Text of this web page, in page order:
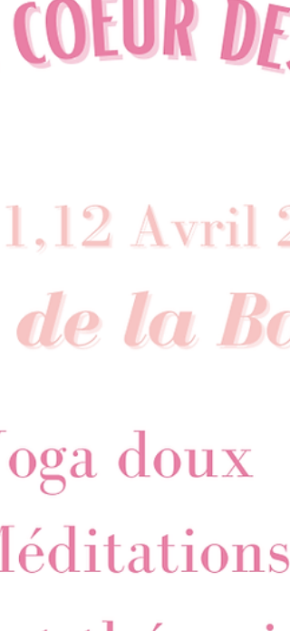
🌸 Au programme : Yoga – méditations guidées
bols tibétains – introspection – art-thérapie –
marche consciente en nature – cercles de
partage. 🪽Trois jours pour ralentir, respirer,